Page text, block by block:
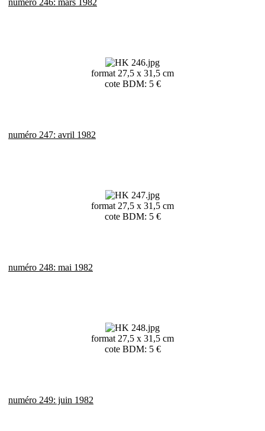
numéro 246: mars 1982
format 27,5 x 31,5 cm
cote BDM: 5 €
numéro 247: avril 1982
format 27,5 x 31,5 cm
cote BDM: 5 €
numéro 248: mai 1982
format 27,5 x 31,5 cm
cote BDM: 5 €
numéro 249: juin 1982